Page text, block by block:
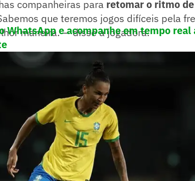
companheiras para retomar o ritmo
que teremos jogos difíceis pela
maneira. — disse a jogadora.
WhatsApp e acompanhe em tempo